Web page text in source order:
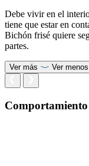
Debe vivir en el
tiene que estar en
Bichón frisé quiere
partes.
Ver más Ver menos